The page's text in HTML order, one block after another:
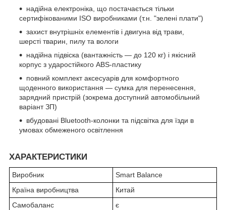
надійна електроніка, що постачається тільки
сертифікованими ISO виробниками (т.н. "зелені плати")
захист внутрішніх елементів і двигуна від трави,
шерсті тварин, пилу та вологи
надійна підвіска (вантажність — до 120 кг) і якісний
корпус з ударостійкого ABS-пластику
повний комплект аксесуарів для комфортного
щоденного використання — сумка для перенесення,
зарядний пристрій (зокрема доступний автомобільний
варіант ЗП)
вбудовані Bluetooth-колонки та підсвітка для їзди в
умовах обмеженого освітлення
ХАРАКТЕРИСТИКИ
Виробник
Smart Balance
Країна виробництва
Китай
Самобаланс
є